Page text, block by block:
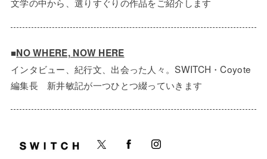
■NO WHERE, NOW HERE
インタビュー、紀行文、出会った人々。SWITCH・Coyote
編集長 新井敏記が一つひとつ綴っていきます